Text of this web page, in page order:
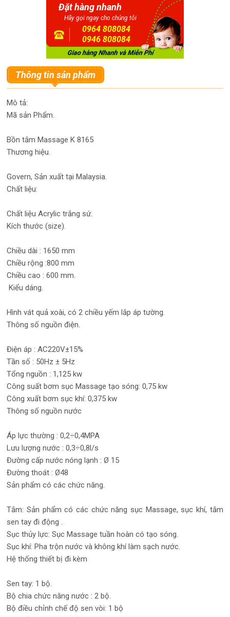
Đặt hàng nhanh
Hãy gọi ngay cho chúng tôi
0964 808084
0946 808084
Thông tin sản phẩm
Mô tả:
Mã sản Phẩm.
Bồn tắm Massage K 8165
Thương hiệu.
Govern, Sản xuất tại Malaysia.
Chất liệu:
Chất liệu Acrylic trắng sứ.
Kích thước (size).
Chiều dài : 1650 mm
Chiều rộng :800 mm
Chiều cao : 600 mm.
Kiểu dáng.
Hình vát quả xoài, có 2 chiều yếm lắp áp tường.
Thông số nguồn điện.
Điện áp : AC220V±15%
Tần số : 50Hz ± 5Hz
Tổng nguồn : 1,125 kw
Công suất bơm sục Massage tạo sóng: 0,75 kw
Công xuất bơm sục khí: 0,375 kw
Thông số nguồn nước
Áp lực thường : 0,2÷0,4MPA
Lưu lượng nước : 0,3÷0,8l/s
Đường cấp nước nóng lạnh : Ø 15
Đường thoát : Ø48
Sản phẩm có các chức năng.
Tắm: Sản phẩm có các chức năng sục Massage, sục khí, tắm
sen tay đi động .
Sục thủy lực: Sục Massage tuần hoàn có tạo sóng.
Sục khí: Pha trộn nước và không khí làm sạch nước.
Hệ thống thiết bị đi kèm
Sen tay: 1 bộ.
Bộ chia chức năng nước : 2 bộ.
Bộ điều chỉnh chế độ sen vòi: 1 bộ